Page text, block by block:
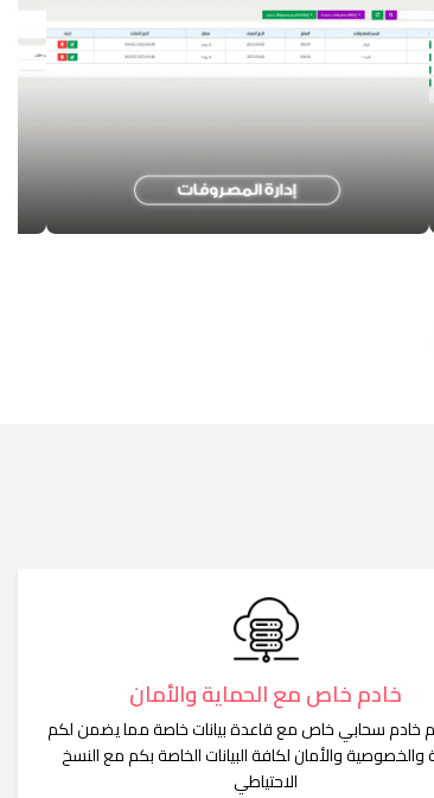
خادم خاص مع الحماية والأمان
خادم سحابي خاص مع قاعدة بيانات خاصة مما يضمن لكم
والخصوصية والأمان لكافة البيانات الخاصة بكم مع النسخ
الاحتياطي